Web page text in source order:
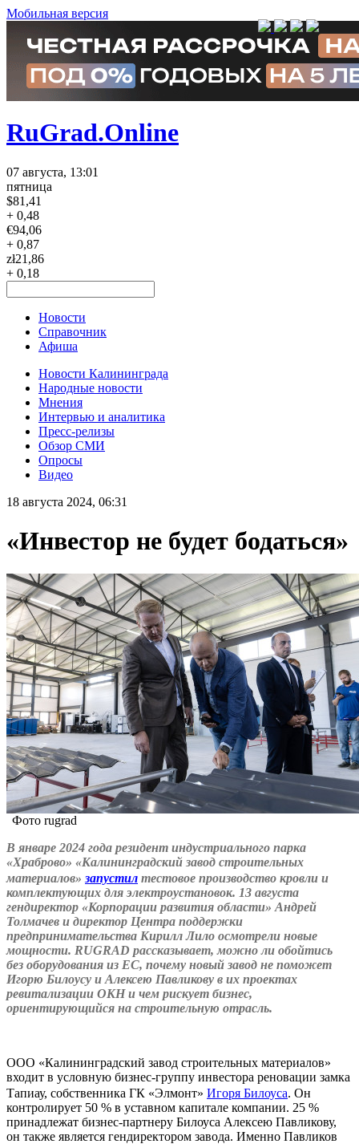
Мобильная версия
RuGrad.Online
07 августа, 13:01
пятница
$81,41
+ 0,48
€94,06
+ 0,87
zł21,86
+ 0,18
Новости
Справочник
Афиша
Новости Калининграда
Народные новости
Мнения
Интервью и аналитика
Пресс-релизы
Обзор СМИ
Опросы
Видео
18 августа 2024, 06:31
«Инвестор не будет бодаться»
Фото rugrad
В январе 2024 года резидент индустриального парка
«Храброво» «Калининградский завод строительных
материалов» запустил тестовое производство кровли и
комплектующих для электроустановок. 13 августа
гендиректор «Корпорации развития области» Андрей
Толмачев и директор Центра поддержки
предпринимательства Кирилл Лило осмотрели новые
мощности. RUGRAD рассказывает, можно ли обойтись
без оборудования из ЕС, почему новый завод не поможет
Игорю Билоусу и Алексею Павликову в их проектах
ревитализации ОКН и чем рискует бизнес,
ориентирующийся на строительную отрасль.
ООО «Калининградский завод строительных материалов»
входит в условную бизнес-группу инвестора реновации замка
Тапиау, собственника ГК «Элмонт» Игоря Билоуса. Он
контролирует 50 % в уставном капитале компании. 25 %
принадлежат бизнес-партнеру Билоуса Алексею Павликову,
он также является гендиректором завода. Именно Павликов